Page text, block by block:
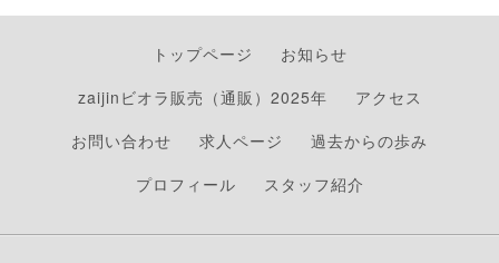
トップページ
お知らせ
zaijinビオラ販売（通販）2025年
アクセス
お問い合わせ
求人ページ
過去からの歩み
プロフィール
スタッフ紹介